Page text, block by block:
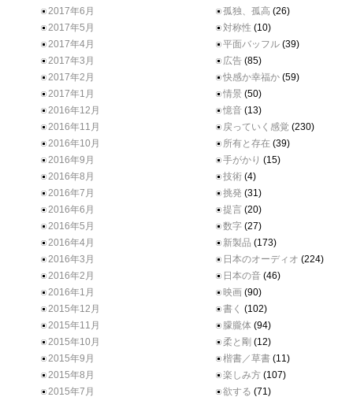
2017年6月
2017年5月
2017年4月
2017年3月
2017年2月
2017年1月
2016年12月
2016年11月
2016年10月
2016年9月
2016年8月
2016年7月
2016年6月
2016年5月
2016年4月
2016年3月
2016年2月
2016年1月
2015年12月
2015年11月
2015年10月
2015年9月
2015年8月
2015年7月
孤独、孤高 (26)
対称性 (10)
平面バッフル (39)
広告 (85)
快感か幸福か (59)
情景 (50)
憶音 (13)
戻っていく感覚 (230)
所有と存在 (39)
手がかり (15)
技術 (4)
挑発 (31)
提言 (20)
数字 (27)
新製品 (173)
日本のオーディオ (224)
日本の音 (46)
映画 (90)
書く (102)
朦朧体 (94)
柔と剛 (12)
楷書／草書 (11)
楽しみ方 (107)
欲する (71)